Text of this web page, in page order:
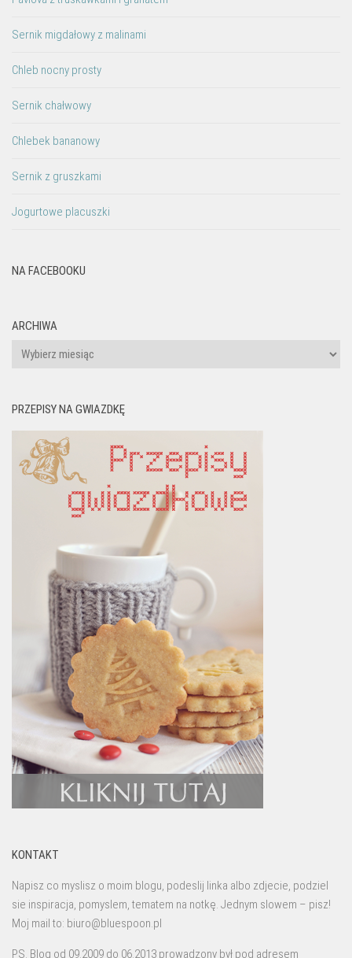
Sernik migdałowy z malinami
Chleb nocny prosty
Sernik chałwowy
Chlebek bananowy
Sernik z gruszkami
Jogurtowe placuszki
NA FACEBOOKU
ARCHIWA
Archiwa
PRZEPISY NA GWIAZDKĘ
KONTAKT
Napisz co myslisz o moim blogu, podeslij linka albo zdjecie, podziel
sie inspiracja, pomyslem, tematem na notkę. Jednym slowem – pisz!
Moj mail to: biuro@bluespoon.pl
PS. Blog od 09.2009 do 06.2013 prowadzony był pod adresem